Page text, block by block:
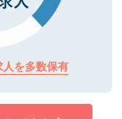
を多数保有